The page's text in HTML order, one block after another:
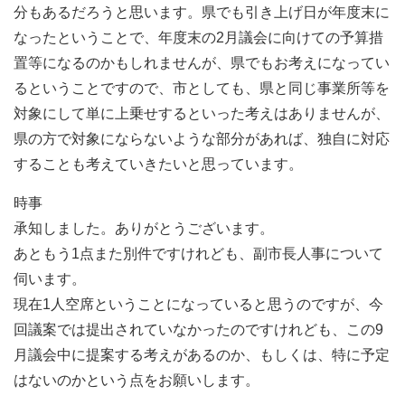
分もあるだろうと思います。県でも引き上げ日が年度末に
なったということで、年度末の2月議会に向けての予算措
置等になるのかもしれませんが、県でもお考えになってい
るということですので、市としても、県と同じ事業所等を
対象にして単に上乗せするといった考えはありませんが、
県の方で対象にならないような部分があれば、独自に対応
することも考えていきたいと思っています。
時事
承知しました。ありがとうございます。
あともう1点また別件ですけれども、副市長人事について
伺います。
現在1人空席ということになっていると思うのですが、今
回議案では提出されていなかったのですけれども、この9
月議会中に提案する考えがあるのか、もしくは、特に予定
はないのかという点をお願いします。